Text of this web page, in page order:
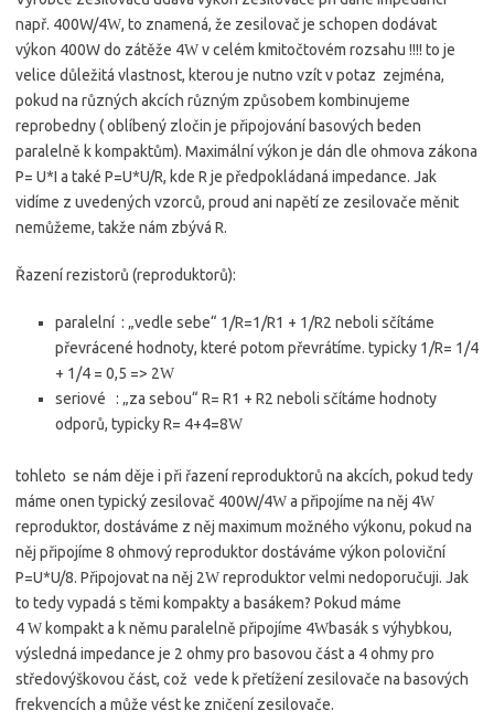
např. 400W/4W, to znamená, že zesilovač je schopen dodávat
výkon 400W do zátěže 4W v celém kmitočtovém rozsahu !!!! to je
velice důležitá vlastnost, kterou je nutno vzít v potaz zejména,
pokud na různých akcích různým způsobem kombinujeme
reprobedny ( oblíbený zločin je připojování basových beden
paralelně k kompaktům). Maximální výkon je dán dle ohmova zákona
P= U*I a také P=U*U/R, kde R je předpokládaná impedance. Jak
vidíme z uvedených vzorců, proud ani napětí ze zesilovače měnit
nemůžeme, takže nám zbývá R.
Řazení rezistorů (reproduktorů):
paralelní : „vedle sebe“ 1/R=1/R1 + 1/R2 neboli sčítáme
převrácené hodnoty, které potom převrátíme. typicky 1/R= 1/4
+ 1/4 = 0,5 => 2W
seriové : „za sebou“ R= R1 + R2 neboli sčítáme hodnoty
odporů, typicky R= 4+4=8W
tohleto se nám děje i při řazení reproduktorů na akcích, pokud tedy
máme onen typický zesilovač 400W/4W a připojíme na něj 4W
reproduktor, dostáváme z něj maximum možného výkonu, pokud na
něj připojíme 8 ohmový reproduktor dostáváme výkon poloviční
P=U*U/8. Připojovat na něj 2W reproduktor velmi nedoporučuji. Jak
to tedy vypadá s těmi kompakty a basákem? Pokud máme
4 W kompakt a k němu paralelně připojíme 4Wbasák s výhybkou,
výsledná impedance je 2 ohmy pro basovou část a 4 ohmy pro
středovýškovou část, což vede k přetížení zesilovače na basových
frekvencích a může vést ke zničení zesilovače.